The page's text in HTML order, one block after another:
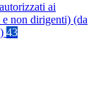
ai
non dirigenti) (da
43